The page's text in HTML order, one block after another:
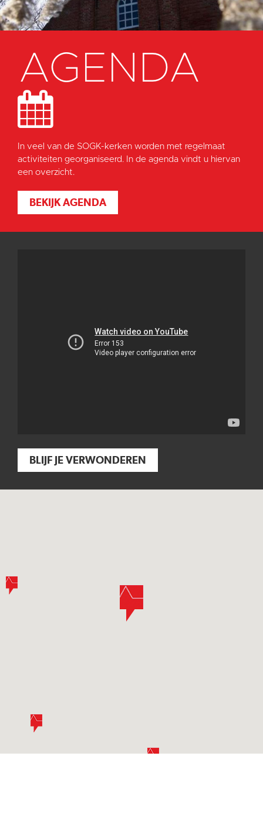
AGENDA
In veel van de SOGK-kerken worden met regelmaat
activiteiten georganiseerd. In de agenda vindt u hiervan
een overzicht.
BEKIJK AGENDA
BLIJF JE VERWONDEREN